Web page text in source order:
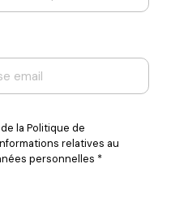
la Politique de
relatives au
personnelles *